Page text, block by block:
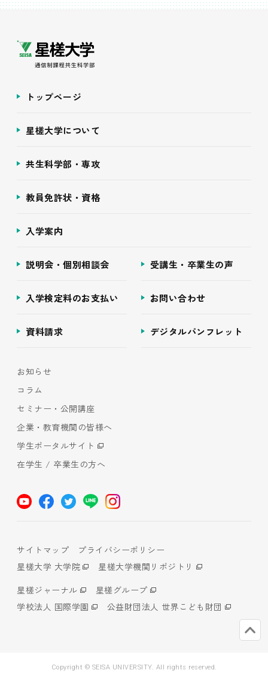
トップページ
星槎大学について
共生科学部・専攻
教員免許状・資格
入学案内
説明会・個別相談会 受講生・卒業生の声
入学検定料のお支払い お問い合わせ
資料請求 デジタルパンフレット
お知らせ
コラム
セミナー・公開講座
企業・教育機関の皆様へ
学生ポータルサイト
在学生 / 卒業生の方へ
サイトマップ
プライバシーポリシー
星槎大学 大学院
星槎大学機関リポジトリ
星槎ジャーナル
星槎グループ
学校法人 国際学園
公益財団法人 世界こども財団
Copyright © SEISA UNIVERSITY. All rights reserved.